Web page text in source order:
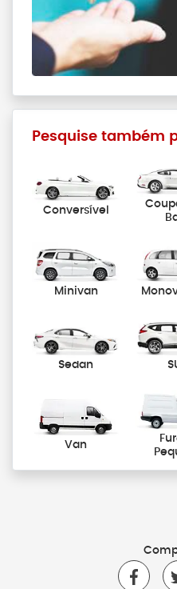
Pesquise também
Conversível
Minivan
Sedan
Van